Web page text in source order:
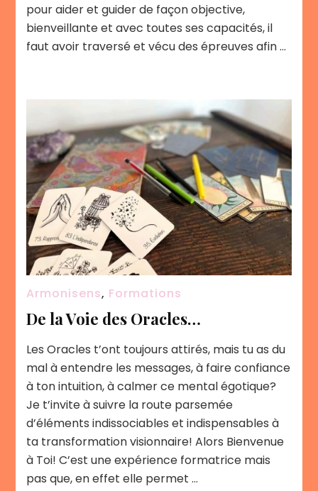
pour aider et guider de façon objective,
bienveillante et avec toutes ses capacités, il
faut avoir traversé et vécu des épreuves afin …
Armonisens, Formations
De la Voie des Oracles…
Les Oracles t’ont toujours attirés, mais tu as du
mal à entendre les messages, à faire confiance
à ton intuition, à calmer ce mental égotique?
Je t’invite à suivre la route parsemée
d’éléments indissociables et indispensables à
ta transformation visionnaire! Alors Bienvenue
à Toi! C’est une expérience formatrice mais
pas que, en effet elle permet …